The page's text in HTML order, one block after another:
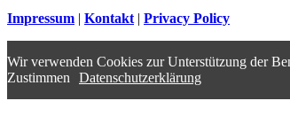
Impressum | Kontakt | Privacy Policy
Wir verwenden Cookies zur Unterstützung der
Zustimmen
Datenschutzerklärung